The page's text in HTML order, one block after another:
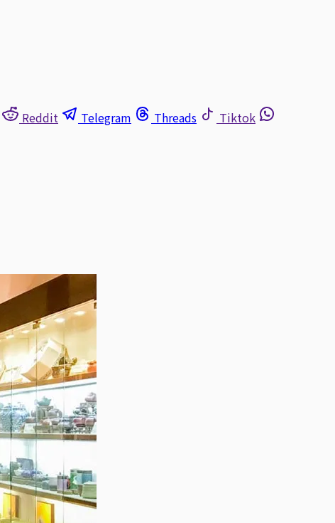
Reddit Telegram Threads
Tiktok